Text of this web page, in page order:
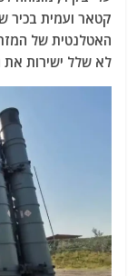
קטאר ועמית בכיר
האטלנטית של
לא שלל ישירות